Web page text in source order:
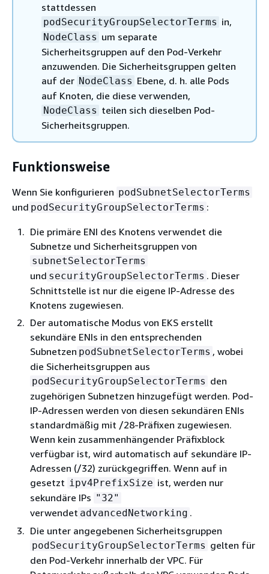
stattdessen
podSecurityGroupSelectorTerms in,
NodeClass um separate
Sicherheitsgruppen auf den Pod-Verkehr
anzuwenden. Die Sicherheitsgruppen gelten
auf der NodeClass Ebene, d. h. alle Pods
auf Knoten, die diese verwenden,
NodeClass teilen sich dieselben Pod-
Sicherheitsgruppen.
Funktionsweise
Wenn Sie konfigurieren podSubnetSelectorTerms
und podSecurityGroupSelectorTerms :
Die primäre ENI des Knotens verwendet die
Subnetze und Sicherheitsgruppen von
subnetSelectorTerms
und securityGroupSelectorTerms . Dieser
Schnittstelle ist nur die eigene IP-Adresse des
Knotens zugewiesen.
Der automatische Modus von EKS erstellt
sekundäre ENIs in den entsprechenden
Subnetzen podSubnetSelectorTerms , wobei
die Sicherheitsgruppen aus
podSecurityGroupSelectorTerms den
zugehörigen Subnetzen hinzugefügt werden. Pod-
IP-Adressen werden von diesen sekundären ENIs
standardmäßig mit /28-Präfixen zugewiesen.
Wenn kein zusammenhängender Präfixblock
verfügbar ist, wird automatisch auf sekundäre IP-
Adressen (/32) zurückgegriffen. Wenn auf in
gesetzt ipv4PrefixSize ist, werden nur
sekundäre IPs "32"
verwendet advancedNetworking .
Die unter angegebenen Sicherheitsgruppen
podSecurityGroupSelectorTerms gelten für
den Pod-Verkehr innerhalb der VPC. Für